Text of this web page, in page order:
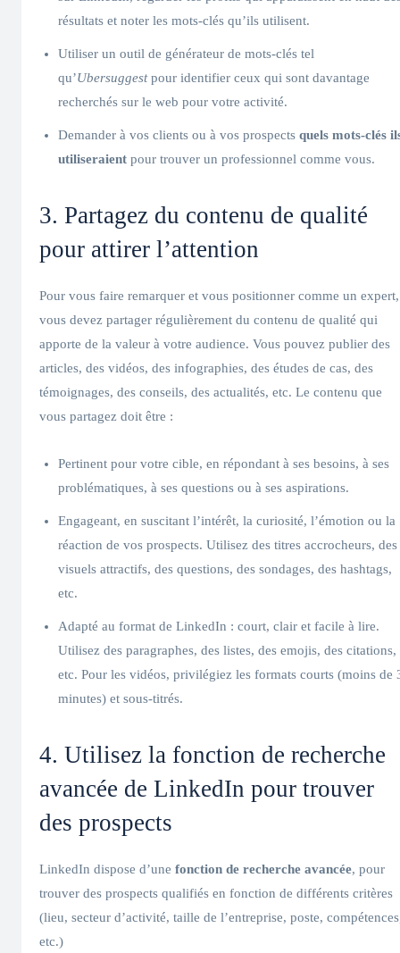
résultats et noter les mots-clés qu’ils utilisent.
Utiliser un outil de générateur de mots-clés tel
qu’Ubersuggestpour identifier ceux qui sont davantage
recherchés sur le web pour votre activité.
Demander à vos clients ou à vos prospects quels mots-clés
utiliseraient pour trouver un professionnel comme vous.
3. Partagez du contenu de qualité
pour attirer l’attention
Pour vous faire remarquer et vous positionner comme un expert,
vous devez partager régulièrement du contenu de qualité qui
apporte de la valeur à votre audience. Vous pouvez publier des
articles, des vidéos, des infographies, des études de cas, des
témoignages, des conseils, des actualités, etc. Le contenu que
vous partagez doit être :
Pertinent pour votre cible, en répondant à ses besoins, à ses
problématiques, à ses questions ou à ses aspirations.
Engageant, en suscitant l’intérêt, la curiosité, l’émotion ou la
réaction de vos prospects. Utilisez des titres accrocheurs, des
visuels attractifs, des questions, des sondages, des hashtags,
etc.
Adapté au format de LinkedIn : court, clair et facile à lire.
Utilisez des paragraphes, des listes, des emojis, des citations,
etc. Pour les vidéos, privilégiez les formats courts (moins de
minutes) et sous-titrés.
4. Utilisez la fonction de recherche
avancée de LinkedIn pour trouver
des prospects
LinkedIn dispose d’une fonction de recherche avancée, pour
trouver des prospects qualifiés en fonction de différents critères
(lieu, secteur d’activité, taille de l’entreprise, poste,
etc.)